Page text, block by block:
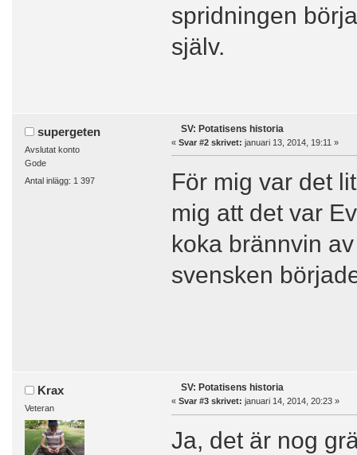
spridningen
själv.
supergeten
Avslutat konto
Gode
Antal inlägg: 1 397
SV: Potatisens historia
« Svar #2 skrivet: januari 13, 2014, 19:11 »
För mig var det
mig att det var
koka brännvin
svensken
Krax
Veteran
SV: Potatisens historia
« Svar #3 skrivet: januari 14, 2014, 20:23 »
Ja, det är nog